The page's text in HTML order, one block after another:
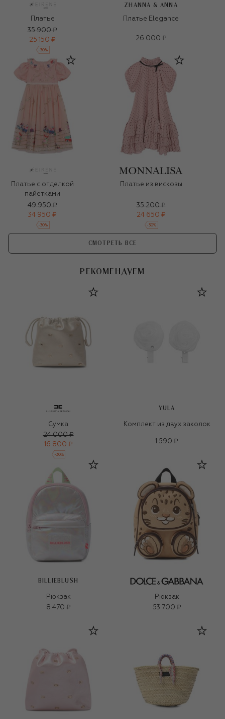
Платье
35 900 ₽
25 150 ₽
-30%
ZHANNA & ANNA
Платье Elegance
26 000 ₽
Платье с отделкой
пайетками
49 950 ₽
34 950 ₽
-30%
Платье из вискозы
35 200 ₽
24 650 ₽
-30%
СМОТРЕТЬ ВСЕ
РЕКОМЕНДУЕМ
Сумка
24 000 ₽
16 800 ₽
-30%
YULA
Комплект из двух заколок
1 590 ₽
BILLIEBLUSH
Рюкзак
8 470 ₽
Рюкзак
53 700 ₽